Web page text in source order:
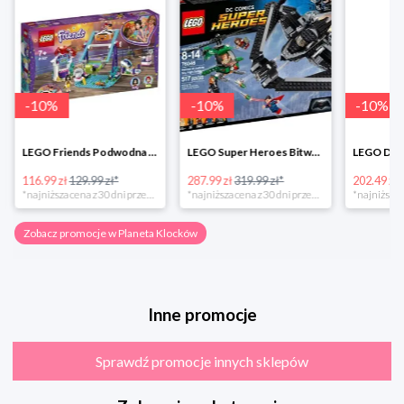
-10%
LEGO Friends Podwodna Frajda w super cenie
116.99 zł129.99 zł*
*najniższa cena z 30 dni przed obniżką
-10%
LEGO Super Heroes Bitwa powietrzna w super cenie
287.99 zł319.99 zł*
*najniższa cena z 30 dni przed obniżką
-10%
202.49 zł
Zobacz promocje w Planeta Klocków
Inne promocje
Sprawdź promocje innych sklepów